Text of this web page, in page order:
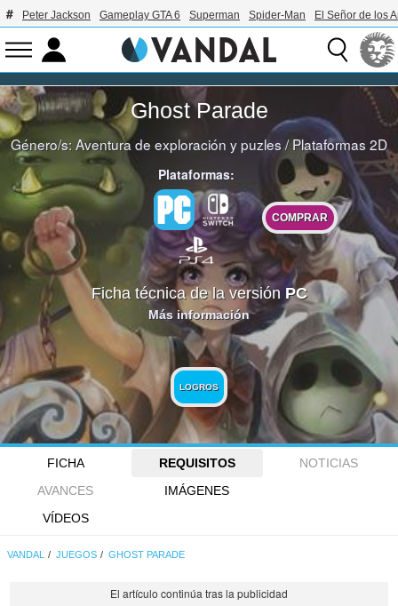
Peter Jackson Gameplay GTA 6 Superman Spider-Man El Señor de los
Ghost Parade
Género/s:Aventura de exploración y puzles /Plataformas 2D
Plataformas:
COMPRAR
Ficha técnica de la versiónPC
Más información
LOGROS
FICHA REQUISITOS
NOTICIAS
AVANCES
IMÁGENES
VÍDEOS
VANDAL JUEGOS GHOST PARADE